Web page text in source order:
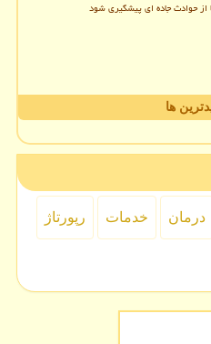
از حوادث جاده ای پیشگیری شود
ها
درمان خدمات رپورتاژ